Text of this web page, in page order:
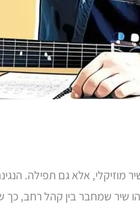
מוזיקלי, אלא גם תפילה.
שיר שמחבר בין קהל רחב,